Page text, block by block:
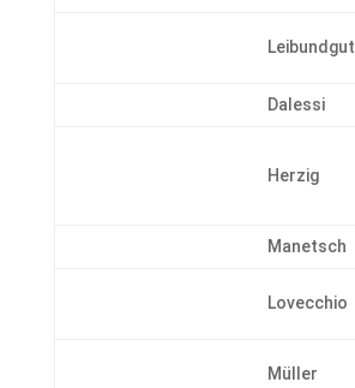
Leibundgut
Dalessi
Herzig
Manetsch
Lovecchio
Müller